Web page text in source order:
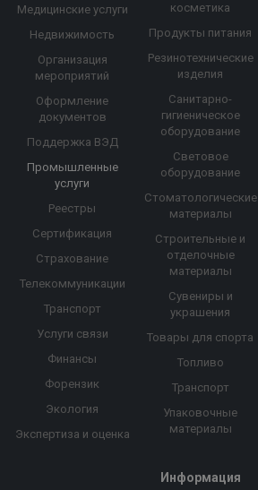
Медицинские услуги
Недвижимость
Организация
мероприятий
Оформление
документов
Поддержка ВЭД
Промышленные
услуги
Реестры
Сертификация
Страхование
Телекоммуникации
Транспорт
Услуги связи
Финансы
Форензик
Экология
Экспертиза и оценка
косметика
Продукты питания
Резинотехнические
изделия
Санитарно-
гигиеническое
оборудование
Световое
оборудование
Стоматологические
материалы
Строительные и
отделочные
материалы
Сувениры и
украшения
Товары для спорта
Топливо
Транспорт
Упаковочные
материалы
Информация